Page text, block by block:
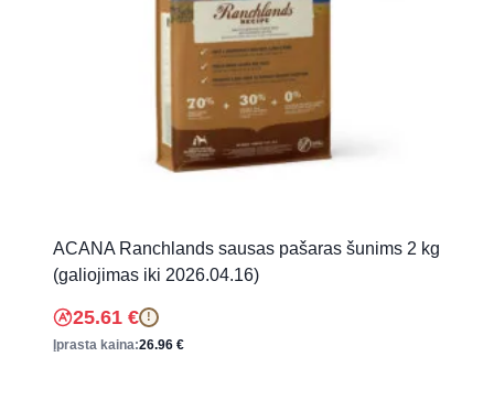
ACANA Ranchlands sausas pašaras šunims 2 kg
(galiojimas iki 2026.04.16)
25.61 € !
Įprasta kaina:26.96 €